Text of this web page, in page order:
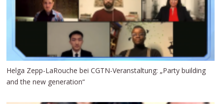
Helga Zepp-LaRouche bei CGTN-Veranstaltung: „Party building
and the new generation“